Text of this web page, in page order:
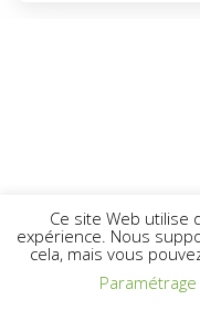
Ce site Web utilise
expérience. Nous
cela, mais vous